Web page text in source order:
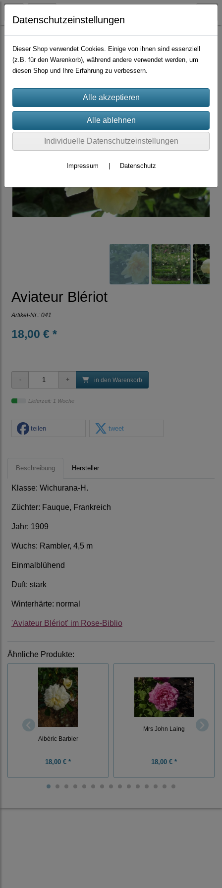
Container-Rosen Wichuraiana-Hybride
Aviateur Blériot
Artikel-Nr.: 041
18,00 € *
in den Warenkorb
Lieferzeit: 1 Woche
teilen tweet
Beschreibung Hersteller
Klasse: Wichurana-H.
Züchter: Fauque, Frankreich
Jahr: 1909
Wuchs: Rambler, 4,5 m
Einmalblühend
Duft: stark
Winterhärte: normal
'Aviateur Blériot' im Rose-Biblio
Ähnliche Produkte:
Albéric Barbier
18,00 € *
Mrs John Laing
18,00 € *
Datenschutzeinstellungen
Dieser Shop verwendet Cookies. Einige von ihnen sind essenziell
(z.B. für den Warenkorb), während andere verwendet werden, um
diesen Shop und Ihre Erfahrung zu verbessern.
Individuelle Datenschutzeinstellungen
Impressum Datenschutz